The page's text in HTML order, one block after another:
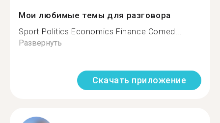
Мои любимые темы для разговора
Sport Politics Economics Finance Comed...
Развернуть
Скачать приложение